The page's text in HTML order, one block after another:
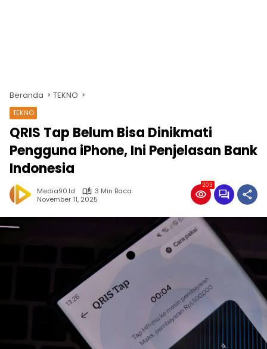
Beranda TEKNO
TEKNO
QRIS Tap Belum Bisa Dinikmati
Pengguna iPhone, Ini Penjelasan Bank
Indonesia
Media90.id
3 Min Baca
November 11, 2025
203